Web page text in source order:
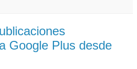
Google Plus desde